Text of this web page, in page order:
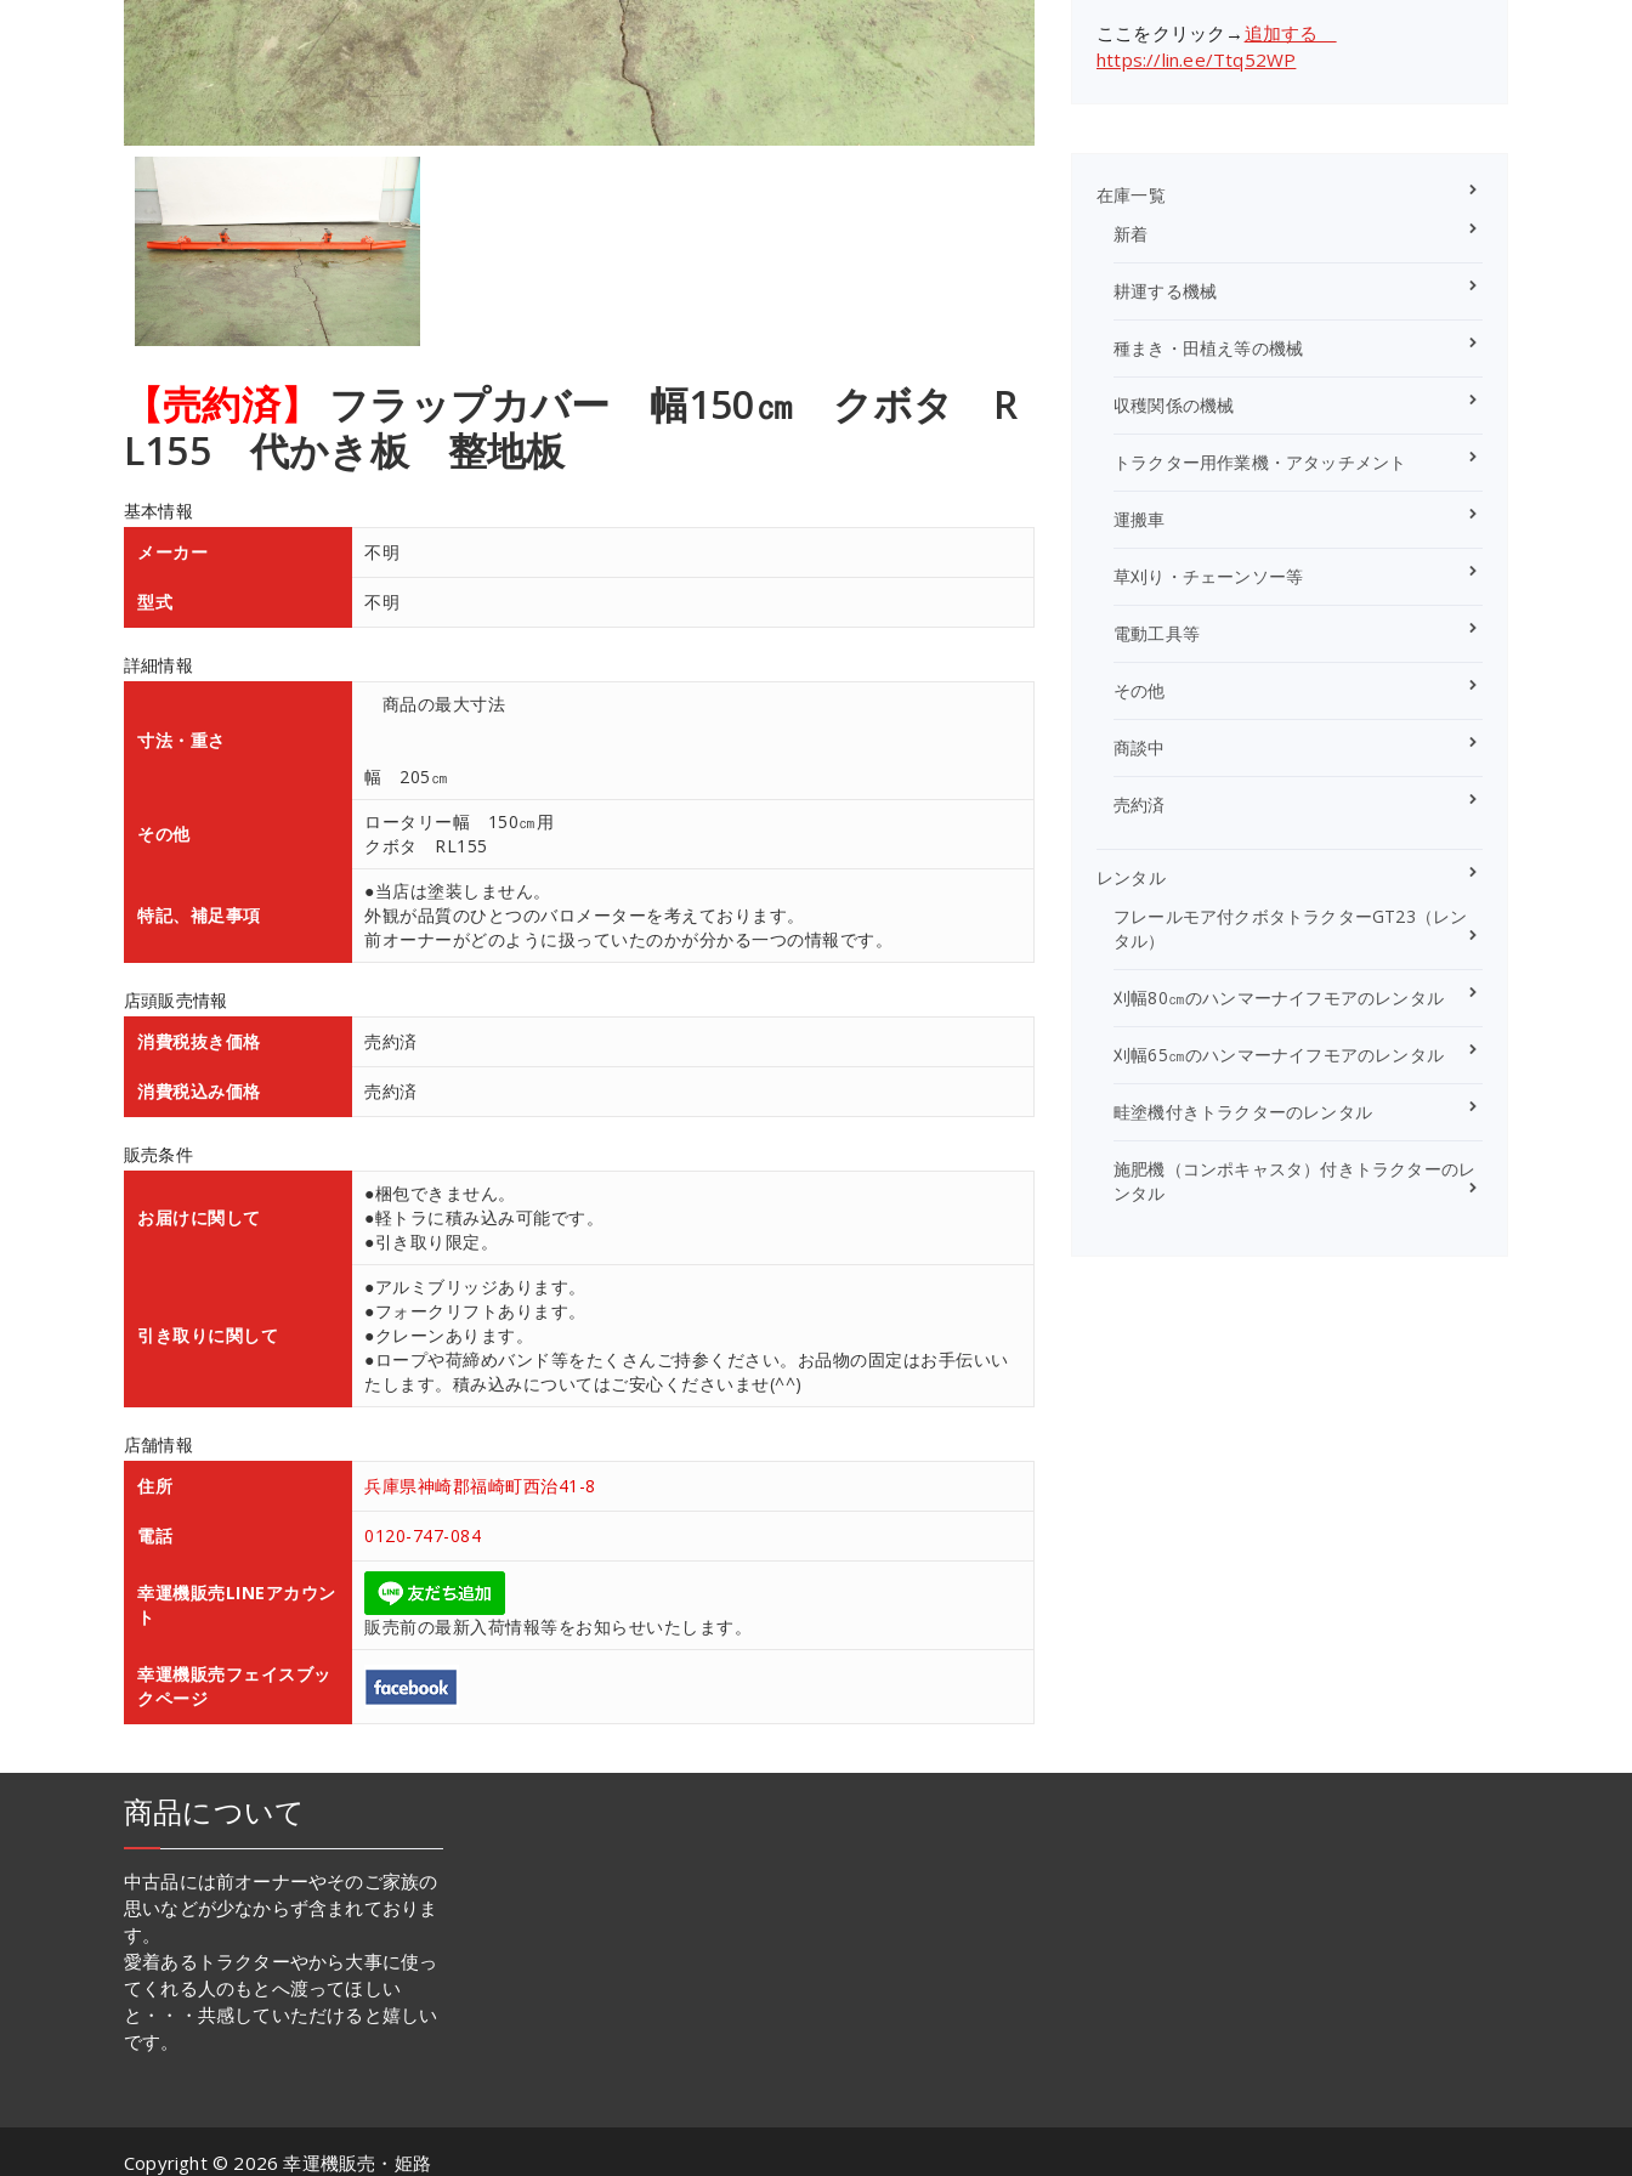
【売約済】
フラップカバー 幅150㎝ クボタ R
L155 代かき板 整地板
基本情報
メーカー
不明
型式 不明
詳細情報
寸法・重さ
商品の最大寸法
幅 205㎝
その他
ロータリー幅 150㎝用
クボタ RL155
特記、補足事項
●当店は塗装しません。
外観が品質のひとつのバロメーターを考えております。
前オーナーがどのように扱っていたのかが分かる一つの情報です。
店頭販売情報
消費税抜き価格
売約済
消費税込み価格 売約済
販売条件
お届けに関して
●梱包できません。
●軽トラに積み込み可能です。
●引き取り限定。
引き取りに関して
●アルミブリッジあります。
●フォークリフトあります。
●クレーンあります。
●ロープや荷締めバンド等をたくさんご持参ください。お品物の固定はお手伝いい
たします。積み込みについてはご安心くださいませ(^^)
店舗情報
住所
兵庫県神崎郡福崎町西治41-8
電話 0120-747-084
幸運機販売LINEアカウン
ト
販売前の最新入荷情報等をお知らせいたします。
幸運機販売フェイスブッ
クページ
ここをクリック→ 追加する
https://lin.ee/Ttq52WP
在庫一覧
新着
耕運する機械
種まき・田植え等の機械
収穫関係の機械
トラクター用作業機・アタッチメント
運搬車
草刈り・チェーンソー等
電動工具等
その他
商談中
売約済
レンタル
フレールモア付クボタトラクターGT23（レン
タル）
刈幅80㎝のハンマーナイフモアのレンタル
刈幅65㎝のハンマーナイフモアのレンタル
畦塗機付きトラクターのレンタル
施肥機（コンポキャスタ）付きトラクターのレ
ンタル
商品について
中古品には前オーナーやそのご家族の
思いなどが少なからず含まれておりま
す。
愛着あるトラクターやから大事に使っ
てくれる人のもとへ渡ってほしい
と・・・共感していただけると嬉しい
です。
Copyright © 2026 幸運機販売・姫路